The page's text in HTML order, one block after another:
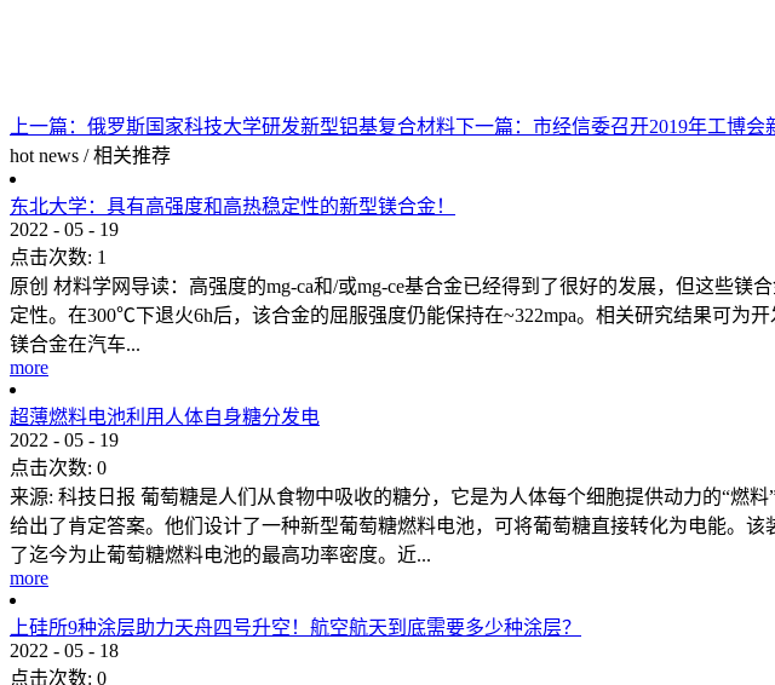
上一篇： 俄罗斯国家科技大学研发新型铝基复合材料下一篇： 市经信委召开2019年工博会
hot news / 相关推荐
东北大学：具有高强度和高热稳定性的新型镁合金！
2022 - 05 - 19
点击次数: 1
原创 材料学网导读：高强度的mg-ca和/或mg-ce基合金已经得到了很好的发展，但这些镁
定性。在300℃下退火6h后，该合金的屈服强度仍能保持在~322mpa。相关研究结果可为
镁合金在汽车...
more
超薄燃料电池利用人体自身糖分发电
2022 - 05 - 19
点击次数: 0
来源: 科技日报 葡萄糖是人们从食物中吸收的糖分，它是为人体每个细胞提供动力的“燃
给出了肯定答案。他们设计了一种新型葡萄糖燃料电池，可将葡萄糖直接转化为电能。
了迄今为止葡萄糖燃料电池的最高功率密度。近...
more
上硅所9种涂层助力天舟四号升空！航空航天到底需要多少种涂层？
2022 - 05 - 18
点击次数: 0